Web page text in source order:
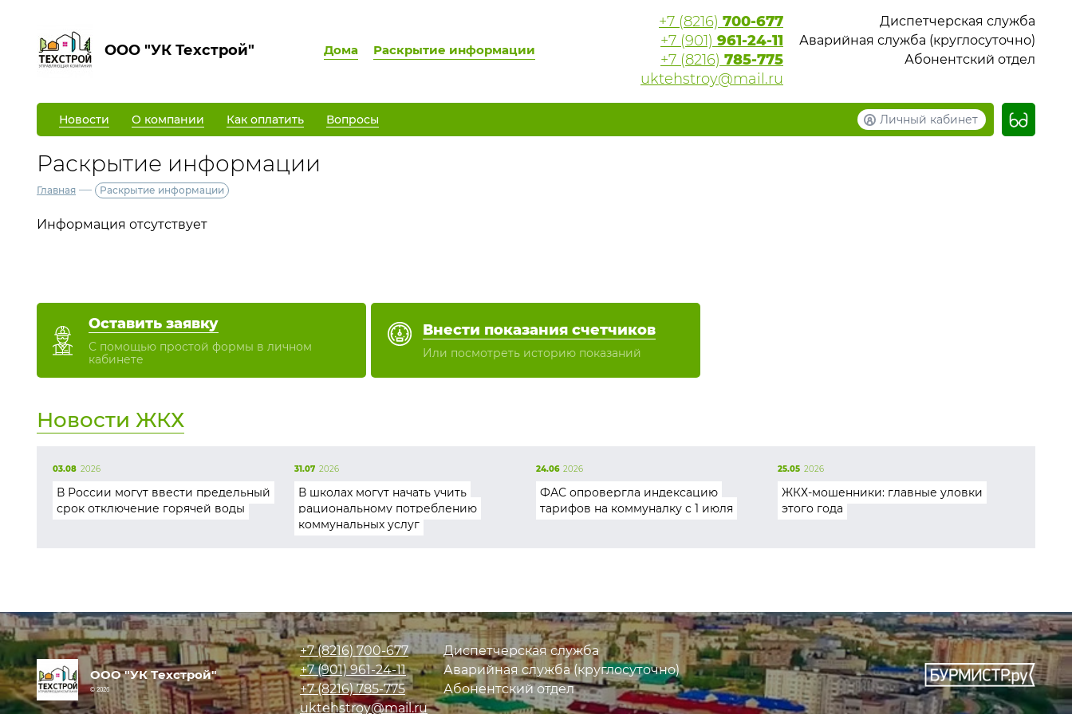
ООО "УК Техстрой" Дома Раскрытие информации
+7 (8216) 700-677
+7 (901) 961-24-11
+7 (8216) 785-775
uktehstroy@mail.ru
Диспетчерская служба
Аварийная служба (круглосуточно)
Абонентский отдел
Новости О компании Как оплатить Вопросы Личный кабинет
Раскрытие информации
Главная — Раскрытие информации
Информация отсутствует
Оставить заявку
С помощью простой формы в личном
кабинете
Внести показания счетчиков
Или посмотреть историю показаний
Новости ЖКХ
03.08 2026
В России могут ввести предельный
срок отключение горячей воды
31.07 2026
В школах могут начать учить
рациональному потреблению
коммунальных услуг
24.06 2026
ФАС опровергла индексацию
тарифов на коммуналку с 1 июля
25.05 2026
ЖКХ-мошенники: главные уловки
этого года
ООО "УК Техстрой"
© 2026
+7 (8216)700-677
+7 (901)961-24-11
+7 (8216)785-775
uktehstroy@mail.ru
Диспетчерская служба
Аварийная служба (круглосуточно)
Абонентский отдел